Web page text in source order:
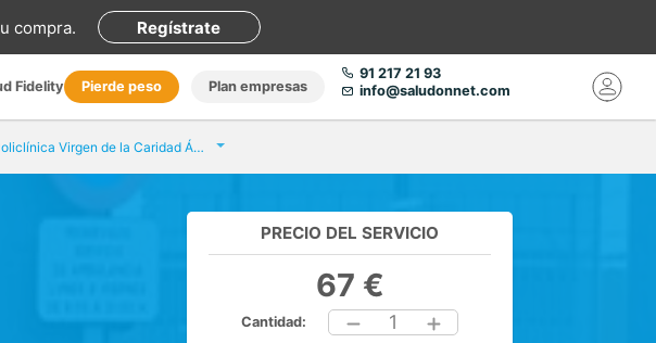
compra. Regístrate
Fidelity Pierde peso Plan empresas
91 217 21 93
info@saludonnet.com
Policlínica Virgen de la Caridad Águilas
PRECIO DEL SERVICIO
67 €
Cantidad: 1